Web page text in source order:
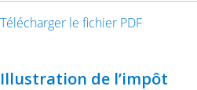
Télécharger le fichier PDF
Illustration de l’impôt